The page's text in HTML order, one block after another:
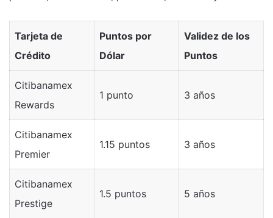
Tarjeta de
Crédito
Puntos por
Dólar
Validez de los
Puntos
Citibanamex
Rewards
1 punto 3 años
Citibanamex
Premier
1.15 puntos 3 años
Citibanamex
Prestige
1.5 puntos 5 años